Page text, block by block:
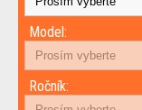
Model:
Ročník: